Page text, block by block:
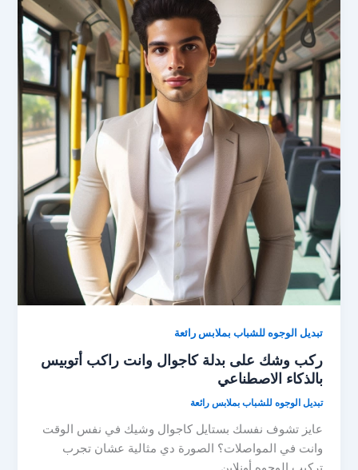
تبديل الوجوه للشباب بملابس رائعة
ركب وشك على بدلة كاجوال وانت راكب أتوبيس
بالذكاء الاصطناعي
تبديل الوجوه للشباب بملابس رائعة
عايز تشوف نفسك بستايل كاجوال وشيك في نفس الوقت
وانت في المواصلات؟ الصورة دي مثالية عشان تجرب